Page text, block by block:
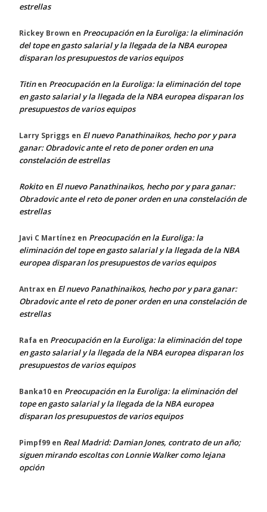
estrellas
Rickey Brown en Preocupación en la Euroliga: la eliminación
del tope en gasto salarial y la llegada de la NBA europea
disparan los presupuestos de varios equipos
Titinen Preocupación en la Euroliga: la eliminación del tope
en gasto salarial y la llegada de la NBA europea disparan los
presupuestos de varios equipos
Larry Spriggs en El nuevo Panathinaikos, hecho por y para
ganar: Obradovic ante el reto de poner orden en una
constelación de estrellas
Rokitoen El nuevo Panathinaikos, hecho por y para ganar:
Obradovic ante el reto de poner orden en una constelación de
estrellas
Javi C Martínez en Preocupación en la Euroliga: la
eliminación del tope en gasto salarial y la llegada de la NBA
europea disparan los presupuestos de varios equipos
Antrax en El nuevo Panathinaikos, hecho por y para ganar:
Obradovic ante el reto de poner orden en una constelación de
estrellas
Rafa en Preocupación en la Euroliga: la eliminación del tope
en gasto salarial y la llegada de la NBA europea disparan los
presupuestos de varios equipos
Banka10 en Preocupación en la Euroliga: la eliminación del
tope en gasto salarial y la llegada de la NBA europea
disparan los presupuestos de varios equipos
Pimpf99 en Real Madrid: Damian Jones, contrato de un año;
siguen mirando escoltas con Lonnie Walker como lejana
opción